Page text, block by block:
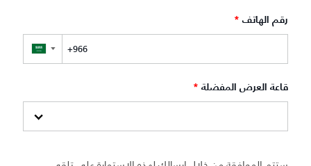
رقم الهاتف *
▼
قاعة العرض المفضلة *